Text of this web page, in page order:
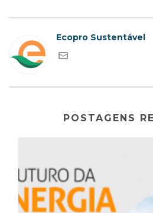
Ecopro Sustentável
POSTAGENS